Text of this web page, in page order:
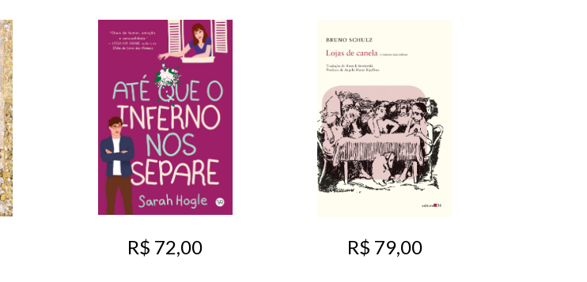
R$ 72,00 R$ 79,00